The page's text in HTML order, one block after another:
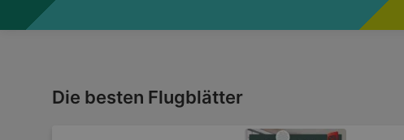
Die besten Flugblätter